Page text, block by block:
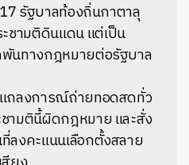
รัฐบาลท้องถิ่นกาตาลุ
ามติดินแดน แต่เป็น
นทางกฎหมายต่อรัฐบาล
ถลงการณ์ถ่ายทอดสดทั่ว
ามตินี้ผิดกฎหมาย และสั่ง
ลงคะแนนเลือกตั้งสลาย